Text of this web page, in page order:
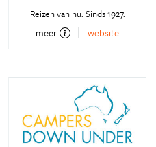
Reizen van nu. Sinds 1927.
meer website